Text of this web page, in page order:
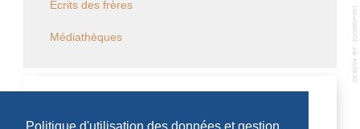
Ecrits des frères
Médiathèques